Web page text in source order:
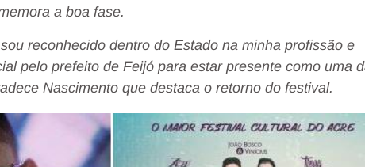
a boa fase.
reconhecido dentro do Estado na minha profissão e
pelo prefeito de Feijó para estar presente como uma
Nascimento que destaca o retorno do festival.